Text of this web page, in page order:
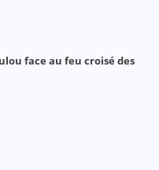
face au feu croisé des